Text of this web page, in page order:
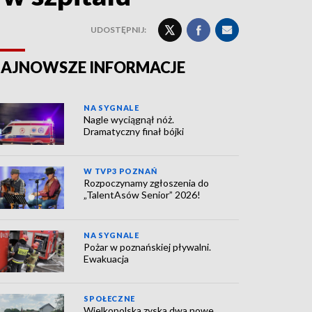
UDOSTĘPNIJ:
INFORMACJE
NA SYGNALE
Nagle wyciągnął nóż.
Dramatyczny finał bójki
W TVP3 POZNAŃ
Rozpoczynamy zgłoszenia do
„TalentAsów Senior” 2026!
NA SYGNALE
Pożar w poznańskiej pływalni.
Ewakuacja
SPOŁECZNE